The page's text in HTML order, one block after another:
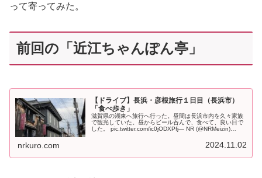
って寄ってみた。
前回の「近江ちゃんぽん亭」
【ドライブ】長浜・彦根旅行１日目（長浜市）
「食べ歩き」
滋賀県の湖東へ旅行へ行った。昼間は長浜市内を久々家族
で観光していた。昼からビール呑んで、食べて、良い日で
した。 pic.twitter.com/ic0jODXPfj— NR (@NRMeizin)
nrkuro.com 2024.11.02